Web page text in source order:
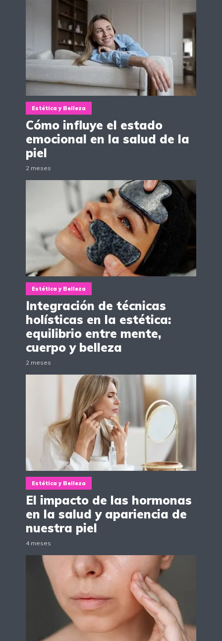
Estética y Belleza
Cómo influye el estado
emocional en la salud de la
piel
2 meses
Estética y Belleza
Integración de técnicas
holísticas en la estética:
equilibrio entre mente,
cuerpo y belleza
2 meses
Estética y Belleza
El impacto de las hormonas
en la salud y apariencia de
nuestra piel
4 meses